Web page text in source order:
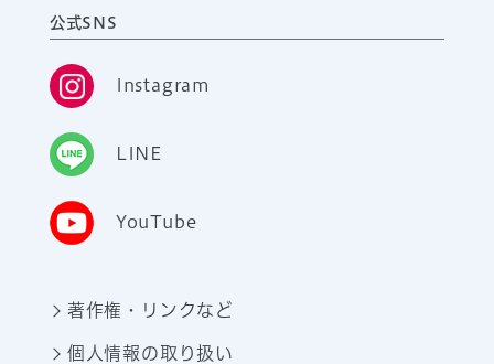
公式SNS
Instagram
LINE
YouTube
著作権・リンクなど
個人情報の取り扱い